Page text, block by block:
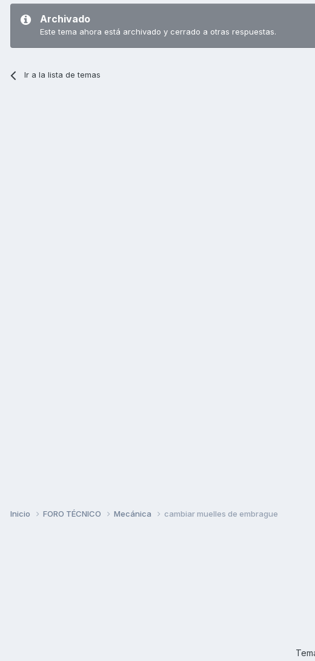
Archivado
Este tema ahora está archivado y cerrado a otras respuestas.
Ir a la lista de temas
Inicio FORO TÉCNICO Mecánica cambiar muelles de embrague